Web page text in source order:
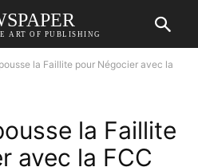
ART OF PUBLISHING
la Faillite pour Négocier avec la
la Faillite
avec la FCC